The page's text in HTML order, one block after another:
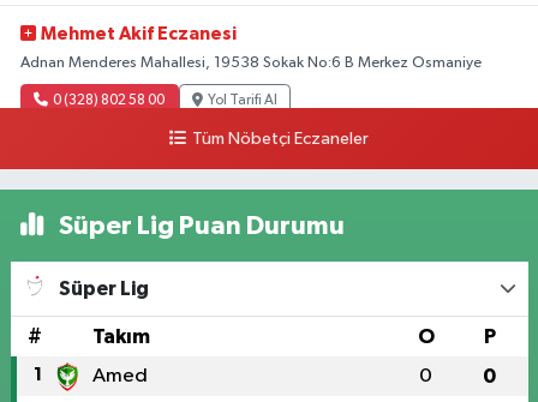
Mehmet Akif Eczanesi
Adnan Menderes Mahallesi, 19538 Sokak No:6 B Merkez Osmaniye
0 (328) 802 58 00 Yol Tarifi Al
Tüm Nöbetçi Eczaneler
Süper Lig Puan Durumu
Süper Lig
# Takım O P
1 Amed 0 0